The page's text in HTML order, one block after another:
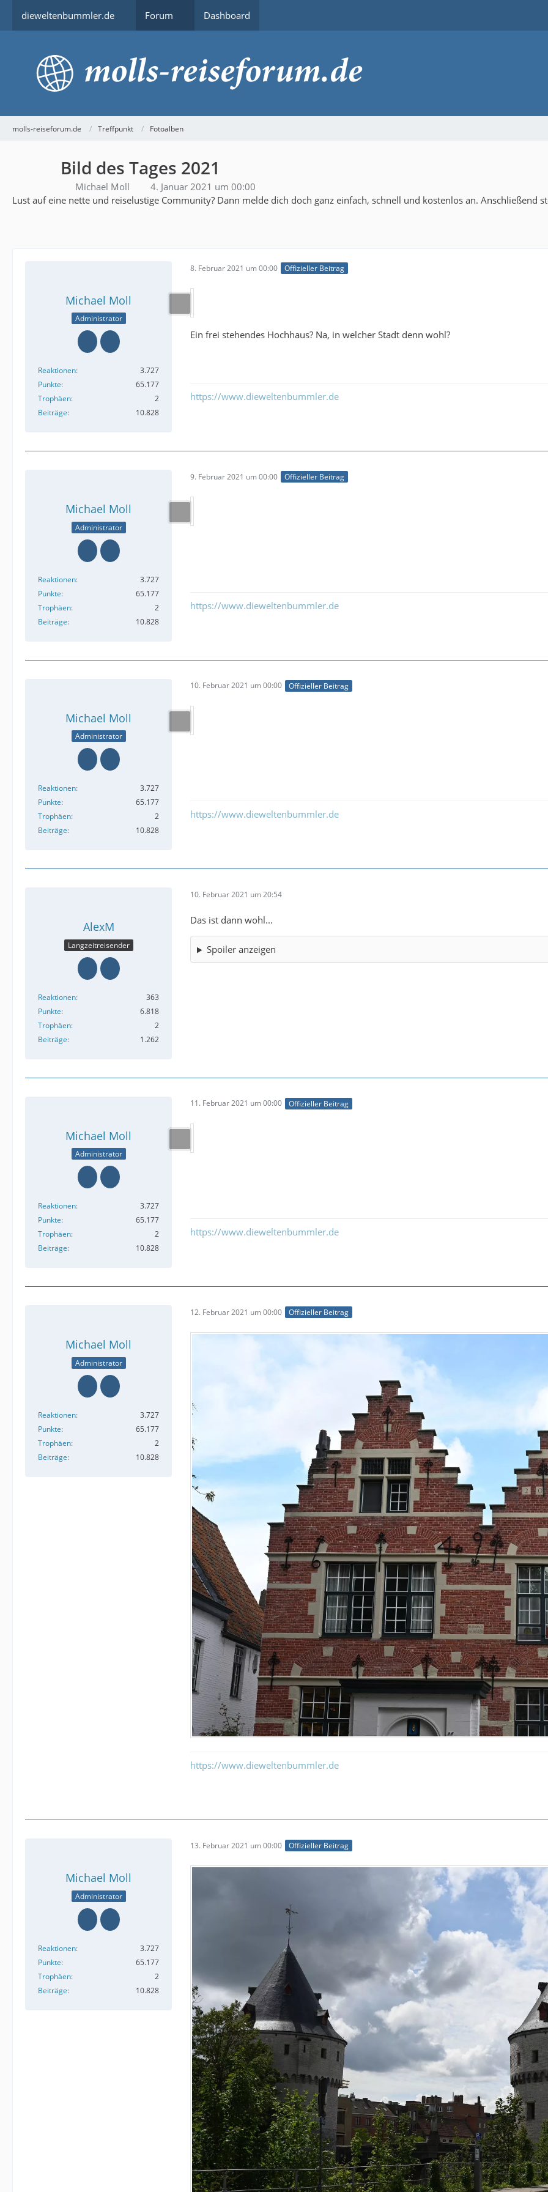
dieweltenbummler.de Forum Dashboard
molls-reiseforum.de Treffpunkt Fotoalben
Bild des Tages 2021
Michael Moll
4. Januar 2021 um 00:00
Lust auf eine nette und reiselustige Community? Dann melde dich doch ganz einfach, schnell und kostenlos an. Anschließend
Michael Moll
Administrator
Reaktionen
3.727
Punkte
65.177
Trophäen
2
Beiträge
10.828
8. Februar 2021 um 00:00 Offizieller Beitrag
Ein frei stehendes Hochhaus? Na, in welcher Stadt denn wohl?
https://www.dieweltenbummler.de
Michael Moll
Administrator
Reaktionen
3.727
Punkte
65.177
Trophäen
2
Beiträge
10.828
9. Februar 2021 um 00:00 Offizieller Beitrag
https://www.dieweltenbummler.de
Michael Moll
Administrator
Reaktionen
3.727
Punkte
65.177
Trophäen
2
Beiträge
10.828
10. Februar 2021 um 00:00 Offizieller Beitrag
https://www.dieweltenbummler.de
AlexM
Langzeitreisender
Reaktionen
363
Punkte
6.818
Trophäen
2
Beiträge
1.262
10. Februar 2021 um 20:54
Das ist dann wohl...
Spoiler anzeigen
Michael Moll
Administrator
Reaktionen
3.727
Punkte
65.177
Trophäen
2
Beiträge
10.828
11. Februar 2021 um 00:00 Offizieller Beitrag
https://www.dieweltenbummler.de
Michael Moll
Administrator
Reaktionen
3.727
Punkte
65.177
Trophäen
2
Beiträge
10.828
12. Februar 2021 um 00:00 Offizieller Beitrag
https://www.dieweltenbummler.de
Michael Moll
Administrator
Reaktionen
3.727
Punkte
65.177
Trophäen
2
Beiträge
10.828
13. Februar 2021 um 00:00 Offizieller Beitrag